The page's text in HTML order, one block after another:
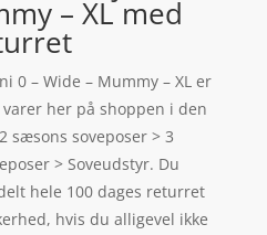
– XL med
0 – Wide – Mummy – XL er
her på shoppen i den
sæsons soveposer > 3
> Soveudstyr. Du
hele 100 dages returret
hvis du alligevel ikke